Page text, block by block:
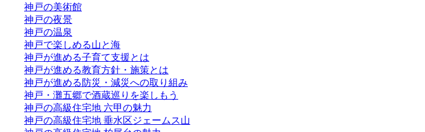
神戸の美術館
神戸の夜景
神戸の温泉
神戸で楽しめる山と海
神戸が進める子育て支援とは
神戸が進める教育方針・施策とは
神戸が進める防災・減災への取り組み
神戸・灘五郷で酒蔵巡りを楽しもう
神戸の高級住宅地 六甲の魅力
神戸の高級住宅地 垂水区ジェームス山